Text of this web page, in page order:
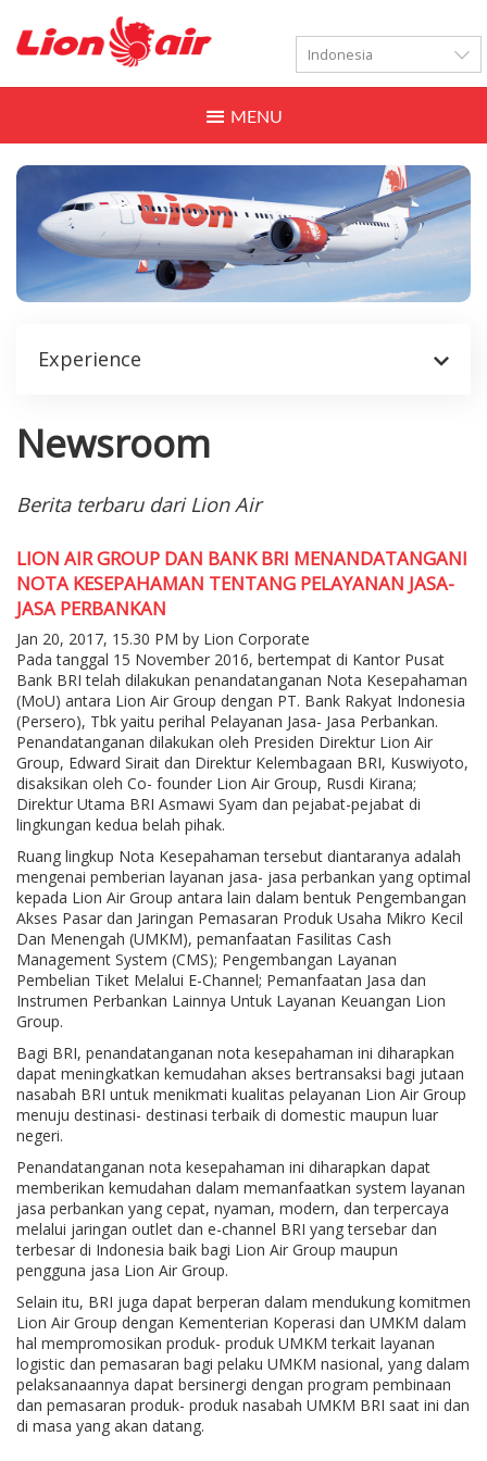
Toggle
Experience
Newsroom
Berita terbaru dari Lion Air
LION AIR GROUP DAN BANK BRI MENANDATANGANI
NOTA KESEPAHAMAN TENTANG PELAYANAN JASA-
JASA PERBANKAN
Jan 20, 2017, 15.30 PM by Lion Corporate
Pada tanggal 15 November 2016, bertempat di Kantor Pusat
Bank BRI telah dilakukan penandatanganan Nota Kesepahaman
(MoU) antara Lion Air Group dengan PT. Bank Rakyat Indonesia
(Persero), Tbk yaitu perihal Pelayanan Jasa- Jasa Perbankan.
Penandatanganan dilakukan oleh Presiden Direktur Lion Air
Group, Edward Sirait dan Direktur Kelembagaan BRI, Kuswiyoto,
disaksikan oleh Co- founder Lion Air Group, Rusdi Kirana;
Direktur Utama BRI Asmawi Syam dan pejabat-pejabat di
lingkungan kedua belah pihak.
Ruang lingkup Nota Kesepahaman tersebut diantaranya adalah
mengenai pemberian layanan jasa- jasa perbankan yang optimal
kepada Lion Air Group antara lain dalam bentuk Pengembangan
Akses Pasar dan Jaringan Pemasaran Produk Usaha Mikro Kecil
Dan Menengah (UMKM), pemanfaatan Fasilitas Cash
Management System (CMS); Pengembangan Layanan
Pembelian Tiket Melalui E-Channel; Pemanfaatan Jasa dan
Instrumen Perbankan Lainnya Untuk Layanan Keuangan Lion
Group.
Bagi BRI, penandatanganan nota kesepahaman ini diharapkan
dapat meningkatkan kemudahan akses bertransaksi bagi jutaan
nasabah BRI untuk menikmati kualitas pelayanan Lion Air Group
menuju destinasi- destinasi terbaik di domestic maupun luar
negeri.
Penandatanganan nota kesepahaman ini diharapkan dapat
memberikan kemudahan dalam memanfaatkan system layanan
jasa perbankan yang cepat, nyaman, modern, dan terpercaya
melalui jaringan outlet dan e-channel BRI yang tersebar dan
terbesar di Indonesia baik bagi Lion Air Group maupun
pengguna jasa Lion Air Group.
Selain itu, BRI juga dapat berperan dalam mendukung komitmen
Lion Air Group dengan Kementerian Koperasi dan UMKM dalam
hal mempromosikan produk- produk UMKM terkait layanan
logistic dan pemasaran bagi pelaku UMKM nasional, yang dalam
pelaksanaannya dapat bersinergi dengan program pembinaan
dan pemasaran produk- produk nasabah UMKM BRI saat ini dan
di masa yang akan datang.